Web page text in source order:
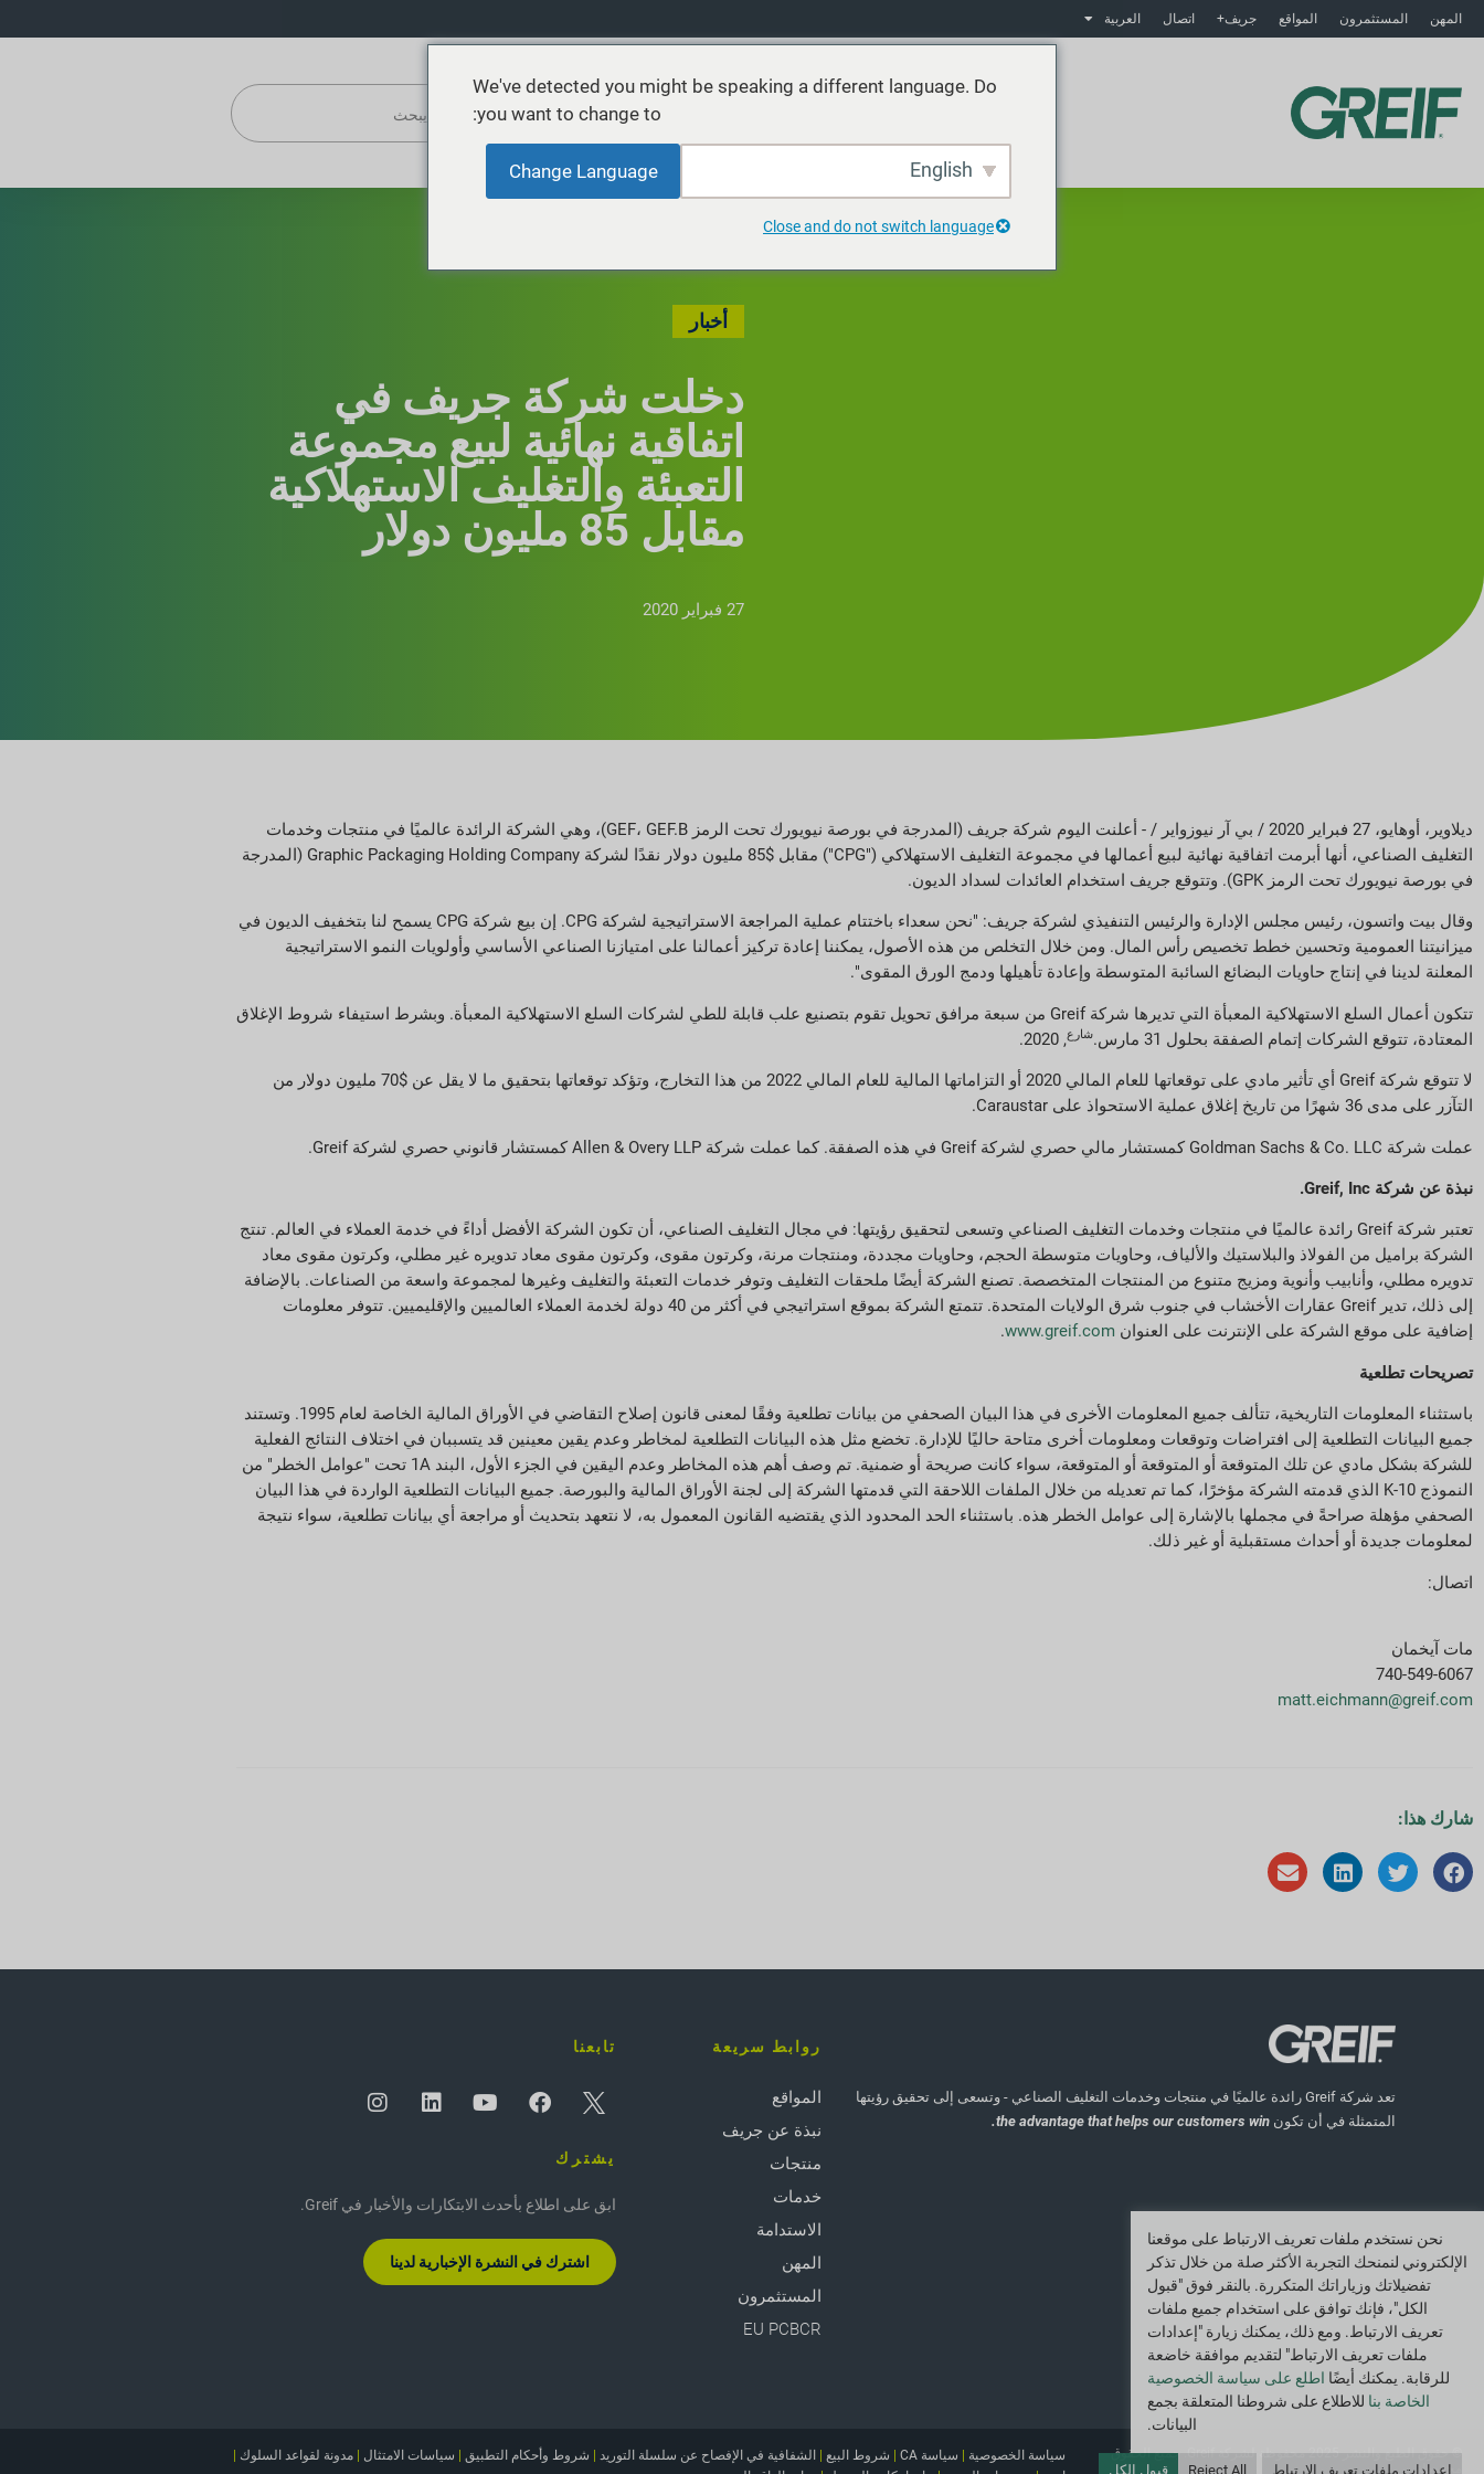
المهن المستثمرون المواقع جريف+ اتصال العربية
موارد عن
أخبار
دخلت شركة جريف في
اتفاقية نهائية لبيع مجموعة
التعبئة والتغليف الاستهلاكية
مقابل 85 مليون دولار
27 فبراير 2020
ديلاوير، أوهايو، 27 فبراير 2020 / بي آر نيوزواير / - أعلنت اليوم شركة جريف (المدرجة في بورصة نيويورك تحت الرمز GEF، GEF.B)، وهي الشركة الرائدة عالميًا في منتجات وخدمات
التغليف الصناعي، أنها أبرمت اتفاقية نهائية لبيع أعمالها في مجموعة التغليف الاستهلاكي ("CPG") مقابل $85 مليون دولار نقدًا لشركة Graphic Packaging Holding Company (المدرجة
في بورصة نيويورك تحت الرمز GPK). وتتوقع جريف استخدام العائدات لسداد الديون.
وقال بيت واتسون، رئيس مجلس الإدارة والرئيس التنفيذي لشركة جريف: "نحن سعداء باختتام عملية المراجعة الاستراتيجية لشركة CPG. إن بيع شركة CPG يسمح لنا بتخفيف الديون في
ميزانيتنا العمومية وتحسين خطط تخصيص رأس المال. ومن خلال التخلص من هذه الأصول، يمكننا إعادة تركيز أعمالنا على امتيازنا الصناعي الأساسي وأولويات النمو الاستراتيجية
المعلنة لدينا في إنتاج حاويات البضائع السائبة المتوسطة وإعادة تأهيلها ودمج الورق المقوى".
تتكون أعمال السلع الاستهلاكية المعبأة التي تديرها شركة Greif من سبعة مرافق تحويل تقوم بتصنيع علب قابلة للطي لشركات السلع الاستهلاكية المعبأة. وبشرط استيفاء شروط الإغلاق
المعتادة، تتوقع الشركات إتمام الصفقة بحلول 31 مارس.
شارع, 2020.
لا تتوقع شركة Greif أي تأثير مادي على توقعاتها للعام المالي 2020 أو التزاماتها المالية للعام المالي 2022 من هذا التخارج، وتؤكد توقعاتها بتحقيق ما لا يقل عن $70 مليون دولار من
التآزر على مدى 36 شهرًا من تاريخ إغلاق عملية الاستحواذ على Caraustar.
عملت شركة Goldman Sachs & Co. LLC كمستشار مالي حصري لشركة Greif في هذه الصفقة. كما عملت شركة Allen & Overy LLP كمستشار قانوني حصري لشركة Greif.
نبذة عن شركة Greif, Inc.
تعتبر شركة Greif رائدة عالميًا في منتجات وخدمات التغليف الصناعي وتسعى لتحقيق رؤيتها: في مجال التغليف الصناعي، أن تكون الشركة الأفضل أداءً في خدمة العملاء في العالم. تنتج
الشركة براميل من الفولاذ والبلاستيك والألياف، وحاويات متوسطة الحجم، وحاويات مجددة، ومنتجات مرنة، وكرتون مقوى، وكرتون مقوى معاد تدويره غير مطلي، وكرتون مقوى معاد
تدويره مطلي، وأنابيب وأنوية ومزيج متنوع من المنتجات المتخصصة. تصنع الشركة أيضًا ملحقات التغليف وتوفر خدمات التعبئة والتغليف وغيرها لمجموعة واسعة من الصناعات. بالإضافة
إلى ذلك، تدير Greif عقارات الأخشاب في جنوب شرق الولايات المتحدة. تتمتع الشركة بموقع استراتيجي في أكثر من 40 دولة لخدمة العملاء العالميين والإقليميين. تتوفر معلومات
إضافية على موقع الشركة على الإنترنت على العنوان www.greif.com
.
تصريحات تطلعية
باستثناء المعلومات التاريخية، تتألف جميع المعلومات الأخرى في هذا البيان الصحفي من بيانات تطلعية وفقًا لمعنى قانون إصلاح التقاضي في الأوراق المالية الخاصة لعام 1995. وتستند
جميع البيانات التطلعية إلى افتراضات وتوقعات ومعلومات أخرى متاحة حاليًا للإدارة. تخضع مثل هذه البيانات التطلعية لمخاطر وعدم يقين معينين قد يتسببان في اختلاف النتائج الفعلية
للشركة بشكل مادي عن تلك المتوقعة أو المتوقعة أو المتوقعة، سواء كانت صريحة أو ضمنية. تم وصف أهم هذه المخاطر وعدم اليقين في الجزء الأول، البند 1A تحت "عوامل الخطر" من
النموذج 10-K الذي قدمته الشركة مؤخرًا، كما تم تعديله من خلال الملفات اللاحقة التي قدمتها الشركة إلى لجنة الأوراق المالية والبورصة. جميع البيانات التطلعية الواردة في هذا البيان
الصحفي مؤهلة صراحةً في مجملها بالإشارة إلى عوامل الخطر هذه. باستثناء الحد المحدود الذي يقتضيه القانون المعمول به، لا نتعهد بتحديث أو مراجعة أي بيانات تطلعية، سواء نتيجة
لمعلومات جديدة أو أحداث مستقبلية أو غير ذلك.
اتصال:
مات آيخمان
740-549-6067
matt.eichmann@greif.com
شارك هذا:
تعد شركة Greif رائدة عالميًا في منتجات وخدمات التغليف الصناعي - وتسعى إلى تحقيق رؤيتها
المتمثلة في أن تكون the advantage that helps our customers win.
روابط سريعة
المواقع
نبذة عن جريف
منتجات
خدمات
الاستدامة
المهن
المستثمرون
EU PCBCR
تابعنا
يشترك
ابق على اطلاع بأحدث الابتكارات والأخبار في Greif.
اشترك في النشرة الإخبارية لدينا
© حقوق الطبع والنشر 2025 محفوظة لشركة Greif. جميع الحقوق
محفوظة.
سياسة الخصوصية | سياسة CA | شروط البيع | الشفافية في الإفصاح عن سلسلة التوريد | شروط وأحكام التطبيق | سياسات الامتثال | مدونة لقواعد السلوك |
نحن نستخدم ملفات تعريف الارتباط على موقعنا
الإلكتروني لنمنحك التجربة الأكثر صلة من خلال تذكر
تفضيلاتك وزياراتك المتكررة. بالنقر فوق "قبول
الكل"، فإنك توافق على استخدام جميع ملفات
تعريف الارتباط. ومع ذلك، يمكنك زيارة "إعدادات
ملفات تعريف الارتباط" لتقديم موافقة خاضعة
للرقابة. يمكنك أيضًا اطلع على سياسة الخصوصية
الخاصة بنا للاطلاع على شروطنا المتعلقة بجمع
البيانات.
إعدادات ملفات تعريف الارتباط Reject All قبول الكل
We've detected you might be speaking a different language. Do
you want to change to:
English
Change Language
Close and do not switch language